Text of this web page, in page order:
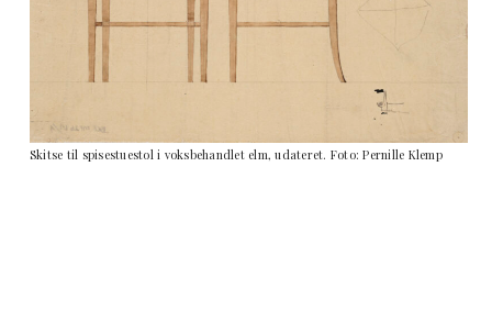
Skitse til spisestuestol i voksbehandlet elm, udateret. Foto: Pernille Klemp